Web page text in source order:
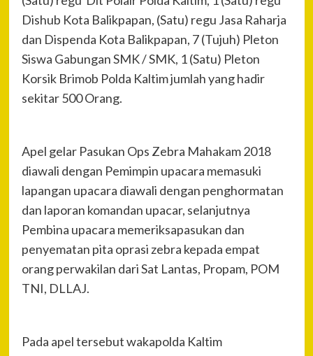
Dishub Kota Balikpapan, (Satu) regu Jasa Raharja
dan Dispenda Kota Balikpapan, 7 (Tujuh) Pleton
Siswa Gabungan SMK / SMK, 1 (Satu) Pleton
Korsik Brimob Polda Kaltim jumlah yang hadir
sekitar 500 Orang.
Apel gelar Pasukan Ops Zebra Mahakam 2018
diawali dengan Pemimpin upacara memasuki
lapangan upacara diawali dengan penghormatan
dan laporan komandan upacar, selanjutnya
Pembina upacara memeriksapasukan dan
penyematan pita oprasi zebra kepada empat
orang perwakilan dari Sat Lantas, Propam, POM
TNI, DLLAJ.
Pada apel tersebut wakapolda Kaltim